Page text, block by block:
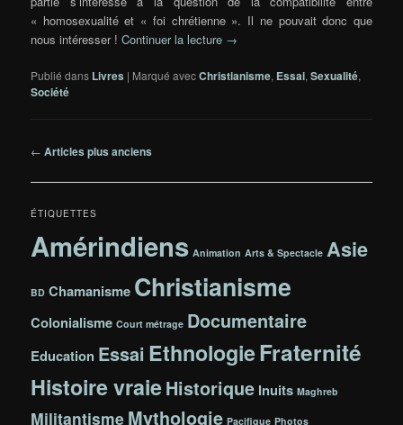
« homosexualité et « foi chrétienne ». Il ne pouvait donc que
nous intéresser !Continuer la lecture →
Publié dans Livres | Marqué avecChristianisme, Essai,Sexualité,
Société
Navigation
articles
← Articles plus anciens
ÉTIQUETTES
Amérindiens Animation Arts & Spectacle Asie
BD Chamanisme Christianisme
Colonialisme Court métrage Documentaire
Education Essai EthnologieFraternité
Histoire vraieHistorique Inuits Maghreb
Militantisme Mythologie Pacifique Photos